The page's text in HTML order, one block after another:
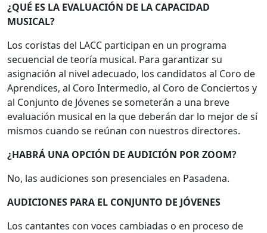
¿QUÉ ES LA EVALUACIÓN DE LA CAPACIDAD
MUSICAL?
Los coristas del LACC participan en un programa
secuencial de teoría musical. Para garantizar su
asignación al nivel adecuado, los candidatos al Coro de
Aprendices, al Coro Intermedio, al Coro de Conciertos y
al Conjunto de Jóvenes se someterán a una breve
evaluación musical en la que deberán dar lo mejor de sí
mismos cuando se reúnan con nuestros directores.
¿HABRÁ UNA OPCIÓN DE AUDICIÓN POR ZOOM?
No, las audiciones son presenciales en Pasadena.
AUDICIONES PARA EL CONJUNTO DE JÓVENES
Los cantantes con voces cambiadas o en proceso de